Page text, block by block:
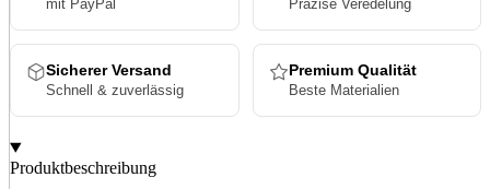
mit PayPal Präzise Veredelung
Sicherer Versand
Schnell & zuverlässig
Premium Qualität
Beste Materialien
Produktbeschreibung